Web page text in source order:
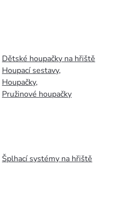
Dětské houpačky na hřiště
Houpací sestavy,
Houpačky,
Pružinové houpačky
Šplhací systémy na hřiště